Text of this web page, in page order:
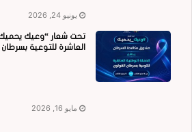
يونيو 24, 2026
تحت شعار “وعيك
العاشرة للتوعية
مايو 16, 2026